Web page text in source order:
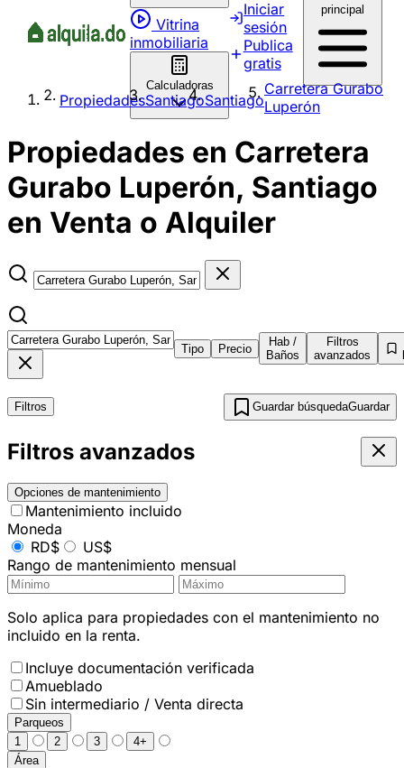
Vitrina
inmobiliaria
Calculadoras
Iniciar
sesión
Publica
gratis
principal
PropiedadesSantiagoSantiago
Carretera Gurabo
Luperón
Propiedades en Carretera
Gurabo Luperón, Santiago
en Venta o Alquiler
Tipo Precio
Hab /
Baños
Filtros
avanzados
Filtros Guardar búsquedaGuardar
Filtros avanzados
Opciones de mantenimiento
Mantenimiento incluido
Moneda
RD$
US$
Rango de mantenimiento mensual
Solo aplica para propiedades con el mantenimiento no
incluido en la renta.
Incluye documentación verificada
Amueblado
Sin intermediario / Venta directa
Parqueos
1
2 3
4+
Área